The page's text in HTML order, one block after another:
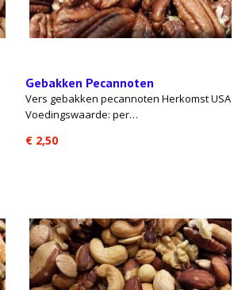
Gebakken Pecannoten
Vers gebakken pecannoten Herkomst USA
Voedingswaarde: per…
€ 2,50